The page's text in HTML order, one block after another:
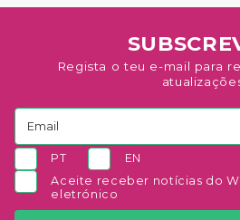
Regista o teu e-mail para
PT
EN
Aceite receber notícias do
eletrónico